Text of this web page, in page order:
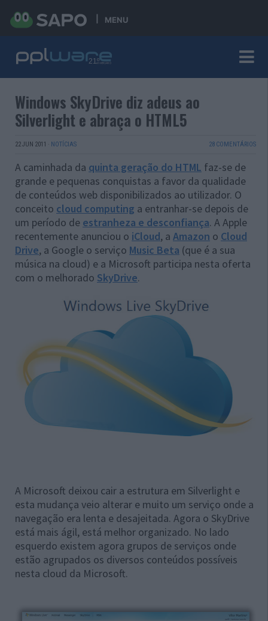
MENU
Windows SkyDrive diz adeus ao
Silverlight e abraça o HTML5
22 JUN 2011 · NOTÍCIAS 28 COMENTÁRIOS
A caminhada da quinta geração do HTML faz-se de
grande e pequenas conquistas a favor da qualidade
de conteúdos web disponibilizados ao utilizador. O
conceito cloud computing a entranhar-se depois de
um período de estranheza e desconfiança. A Apple
recentemente anunciou o iCloud, a Amazon o Cloud
Drive, a Google o serviço Music Beta (que é a sua
música na cloud) e a Microsoft participa nesta oferta
com o melhorado SkyDrive.
A Microsoft deixou cair a estrutura em Silverlight e
esta mudança veio alterar e muito um serviço onde a
navegação era lenta e desajeitada. Agora o SkyDrive
está mais ágil, está melhor organizado. No lado
esquerdo existem agora grupos de serviços onde
estão agrupados os diversos conteúdos possíveis
nesta cloud da Microsoft.